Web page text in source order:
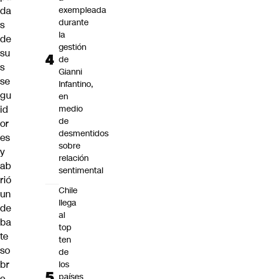
da
s
de
su
s
se
gu
id
or
es
y
ab
rió
un
de
ba
te
so
br
exempleada
durante
la
gestión
de
Gianni
Infantino,
en
medio
de
desmentidos
sobre
relación
sentimental
Chile
llega
al
top
ten
de
los
países